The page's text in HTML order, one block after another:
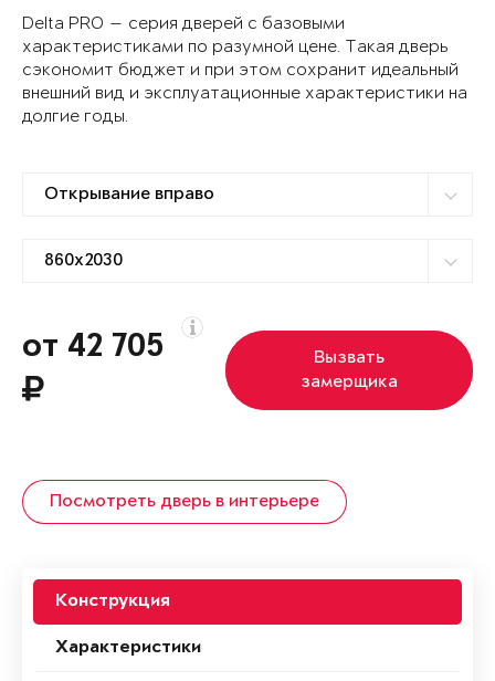
Delta PRO — серия дверей с базовыми
характеристиками по разумной цене. Такая дверь
сэкономит бюджет и при этом сохранит идеальный
внешний вид и эксплуатационные характеристики на
долгие годы.
от 42 705
Вызвать
замерщика
Посмотреть дверь в интерьере
Конструкция
Характеристики